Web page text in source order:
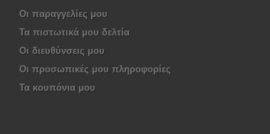
Οι παραγγελίες μου
Τα πιστωτικά μου δελτία
Οι διευθύνσεις μου
Οι προσωπικές μου πληροφορίες
Τα κουπόνια μου